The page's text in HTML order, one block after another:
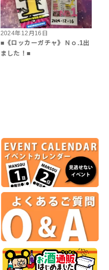
2024年12月16日
■《ロッカーガチャ》Ｎｏ.1出
ました！■